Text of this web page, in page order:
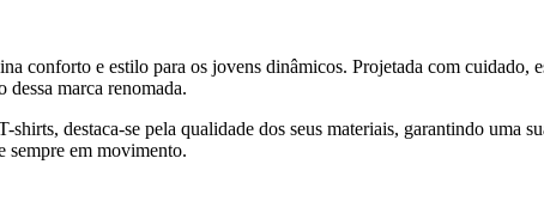
conforto e estilo para os jovens dinâmicos. Projetada com cuidado,
marca renomada.
destaca-se pela qualidade dos seus materiais, garantindo uma
sempre em movimento.